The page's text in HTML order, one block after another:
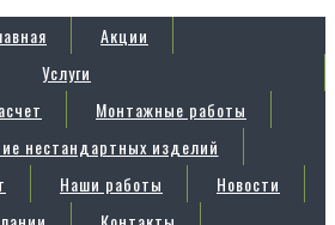
Акции
Услуги
Монтажные работы
нестандартных изделий
Наши работы
Новости